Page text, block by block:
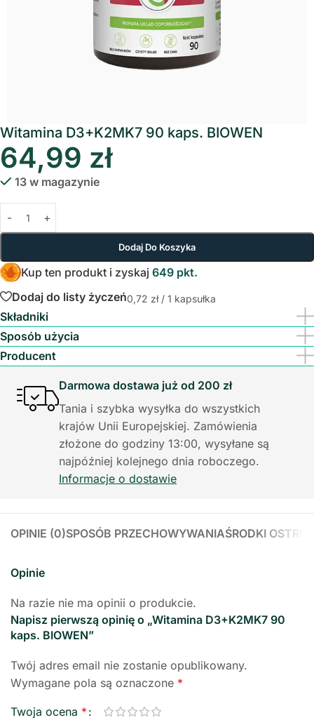
Witamina D3+K2MK7 90 kaps. BIOWEN
64,99 zł
13 w magazynie
Dodaj Do Koszyka
Kup ten produkt i zyskaj 649 pkt.
Dodaj do listy życzeń0,72 zł/ 1 kapsułka
Składniki
Sposób użycia
Producent
Darmowa dostawa już od 200 zł
Tania i szybka wysyłka do wszystkich
krajów Unii Europejskiej. Zamówienia
złożone do godziny 13:00, wysyłane są
najpóźniej kolejnego dnia roboczego.
Informacje o dostawie
OPINIE (0)SPOSÓB PRZECHOWYWANIAŚRODKI
Opinie
Na razie nie ma opinii o produkcie.
Napisz pierwszą opinię o „Witamina D3+K2MK7 90
kaps. BIOWEN”
Twój adres email nie zostanie opublikowany.
Wymagane pola są oznaczone *
Twoja ocena *